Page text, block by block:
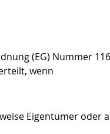
(EG) Nummer
wenn
Eigentümer oder